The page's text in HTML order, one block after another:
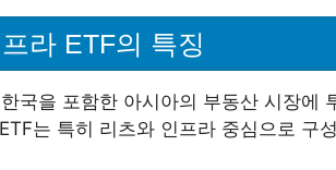
라 ETF의 특징
국을 포함한 아시아의 부동산 시장에
는 특히 리츠와 인프라 중심으로 구